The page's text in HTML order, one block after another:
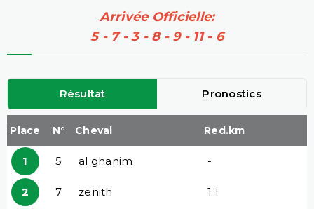
Arrivée Officielle:
5 - 7 - 3 - 8 - 9 - 11 - 6
Résultat Pronostics
Place N° Cheval Red.km
1 5 al ghanim -
2 7 zenith 1 l